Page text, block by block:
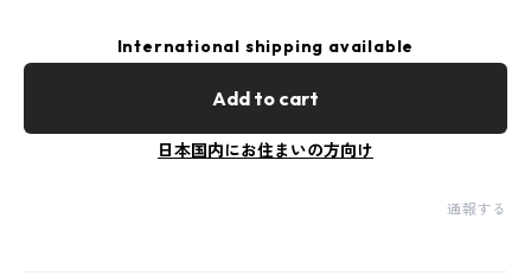
International shipping available
Add to cart
日本国内にお住まいの方向け
通報する